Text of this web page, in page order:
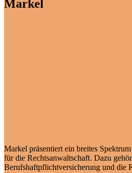
Markel
Markel präsentiert ein breites
für die Rechtsanwaltschaft. Dazu
Berufshaftpflichtversicherung und die